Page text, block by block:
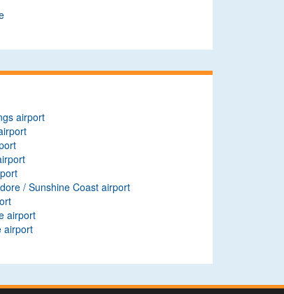
airport
/ Sunshine Coast airport
airport
airport